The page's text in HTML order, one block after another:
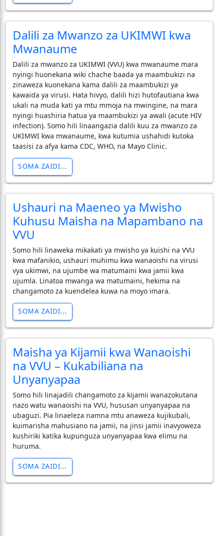
Dalili za Mwanzo za UKIMWI kwa
Mwanaume
Dalili za mwanzo za UKIMWI (VVU) kwa mwanaume mara
nyingi huonekana wiki chache baada ya maambukizi na
zinaweza kuonekana kama dalili za maambukizi ya
kawaida ya virusi. Hata hivyo, dalili hizi hutofautiana kwa
ukali na muda kati ya mtu mmoja na mwingine, na mara
nyingi huashiria hatua ya maambukizi ya awali (acute HIV
infection). Somo hili linaangazia dalili kuu za mwanzo za
UKIMWI kwa mwanaume, kwa kutumia ushahidi kutoka
taasisi za afya kama CDC, WHO, na Mayo Clinic.
SOMA ZAIDI...
Ushauri na Maeneo ya Mwisho
Kuhusu Maisha na Mapambano na
VVU
Somo hili linaweka mikakati ya mwisho ya kuishi na VVU
kwa mafanikio, ushauri muhimu kwa wanaoishi na virusi
vya ukimwi, na ujumbe wa matumaini kwa jamii kwa
ujumla. Linatoa mwanga wa matumaini, hekima na
changamoto za kuendelea kuwa na moyo imara.
SOMA ZAIDI...
Maisha ya Kijamii kwa Wanaoishi
na VVU – Kukabiliana na
Unyanyapaa
Somo hili linajadili changamoto za kijamii wanazokutana
nazo watu wanaoishi na VVU, hususan unyanyapaa na
ubaguzi. Pia linaeleza namna mtu anaweza kujikubali,
kuimarisha mahusiano na jamii, na jinsi jamii inavyoweza
kushiriki katika kupunguza unyanyapaa kwa elimu na
huruma.
SOMA ZAIDI...